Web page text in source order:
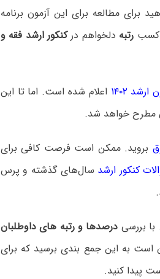
برای مطالعه برای این آزمون برنامه
کسب رتبه دلخواهم درکنکور ارشد فقه و
۱۴۰۲
اعلام شده است. اما تا این
مطرح خواهد شد.
بروید. ممکن است فرصت کافی برای
کنکور ارشد سال‌های گذشته و پرس
بررسی درصدها و رتبه های داوطلبان
به این جمع بندی برسید که برای
پیدا کنید.